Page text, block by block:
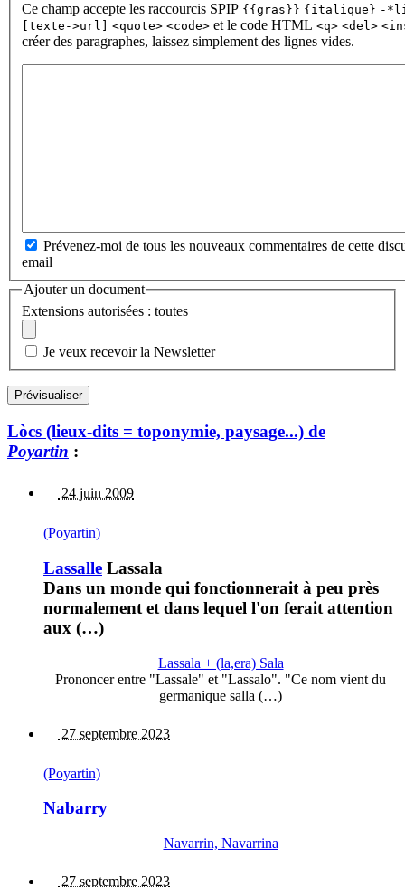
Ce champ accepte les raccourcis SPIP {{gras}} {italique} -
[texte->url]
<quote> <code> et le code HTML <q> <del>
créer des paragraphes, laissez simplement des lignes vides.
Prévenez-moi de tous les nouveaux commentaires de cette
email
Ajouter un document
Extensions autorisées : toutes
Je veux recevoir la Newsletter
Lòcs (lieux-dits = toponymie, paysage...) de
Poyartin :
24 juin 2009
(Poyartin)
Lassalle Lassala
Dans un monde qui fonctionnerait à peu près
normalement et dans lequel l'on ferait attention
aux (…)
Lassala + (la,era) Sala
Prononcer entre "Lassale" et "Lassalo". "Ce nom vient du
germanique salla (…)
27 septembre 2023
(Poyartin)
Nabarry
Navarrin, Navarrina
27 septembre 2023